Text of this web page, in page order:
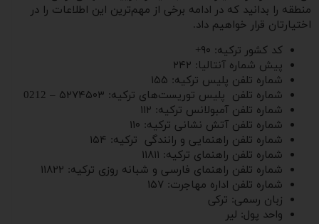
منطقه را بدانید که در ادامه برخی از مهم‌ترین این اطلاعات را در
اختیارتان قرار خواهیم داد.
کد کشور ترکیه: ۹۰+
پیش شماره آنتالیا: ۲۴۲
شماره تلفن پلیس ترکیه: ۱۵۵
شماره تلفن پلیس توریست‌های ترکیه: ۵۲۷۴۵۰۳ – 0212
شماره تلفن آمبولانس ترکیه: ۱۱۲
شماره تلفن آتش نشانی ترکیه: ۱۱۰
شماره تلفن راهنمایی و رانندگی ترکیه: ۱۵۴
شماره تلفن راهنمای ترکیه: ۱۱۸۱۱
شماره تلفن راهنمای فارسی‌ و شبانه ‌روزی ترکیه: ۱۱۸۲۲
شماره تلفن اداره مهاجرت: ۱۵۷
زبان رسمی: ترکی
واحد پول: لیر